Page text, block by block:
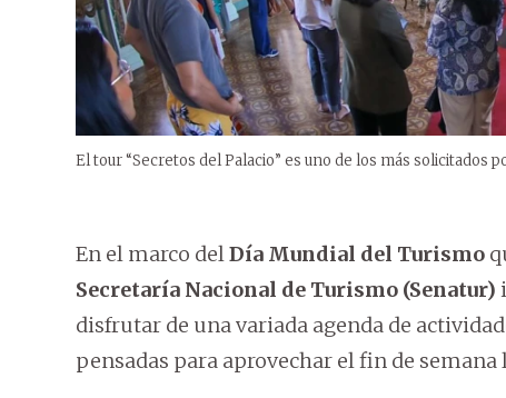
El tour “Secretos del Palacio” es uno de los más solicitados
En el marco delDía Mundial del Turismo
Secretaría Nacional de Turismo (Senatur)
disfrutar de una variada agenda de
pensadas para aprovechar el fin de semana